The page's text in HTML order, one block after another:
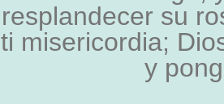
resplandecer su
ti misericordia;
y